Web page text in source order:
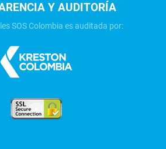
Y AUDITORÍA
SOS Colombia es auditada por: